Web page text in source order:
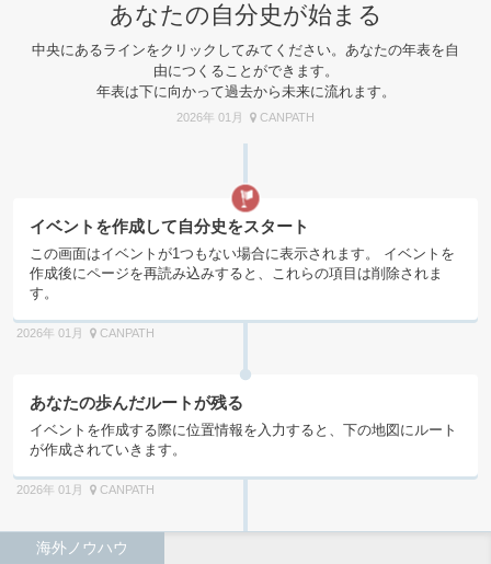
あなたの自分史が始まる
中央にあるラインをクリックしてみてください。あなたの年表を自
由につくることができます。
年表は下に向かって過去から未来に流れます。
2026年 01月 CANPATH
イベントを作成して自分史をスタート
この画面はイベントが1つもない場合に表示されます。 イベントを
作成後にページを再読み込みすると、これらの項目は削除されま
す。
2026年 01月 CANPATH
あなたの歩んだルートが残る
イベントを作成する際に位置情報を入力すると、下の地図にルート
が作成されていきます。
2026年 01月 CANPATH
海外ノウハウ